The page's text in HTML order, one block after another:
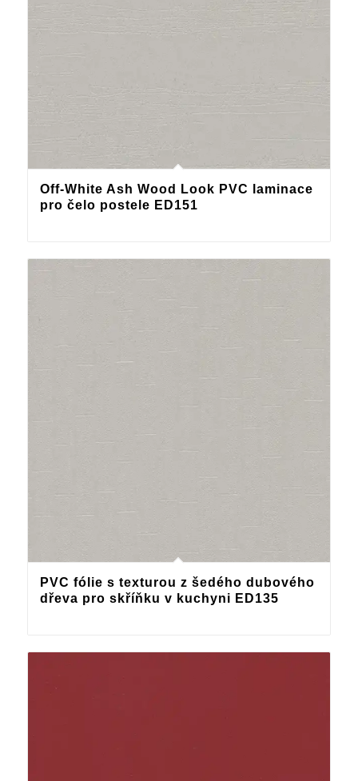
Off-White Ash Wood Look PVC laminace
pro čelo postele ED151
PVC fólie s texturou z šedého dubového
dřeva pro skříňku v kuchyni ED135